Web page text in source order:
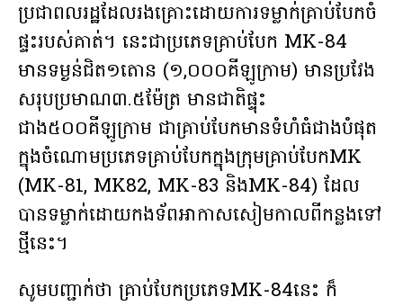
ប្រជាពលរដ្ឋ​ដែលរងគ្រោះដោយការទម្លាក់គ្រាប់បែកចំ
ផ្ទះរបស់គាត់។ នេះជាប្រភេទគ្រាប់បែក MK-84​
មានទម្ងន់ជិត១តោន​ (១,០០០គីឡូក្រាម)​ មានប្រវែង
សរុបប្រមាណ៣.៥ម៉ែត្រ​ មានជាតិផ្ទុះ
ជាង៥០០គីឡូក្រាម​ ជាគ្រាប់បែកមានទំហំធំជាងបំផុត
ក្នុងចំណោមប្រភេទគ្រាប់បែកក្នុងក្រុមគ្រាប់បែកMK
(MK-81, MK82, MK-83 និងMK-84) ដែល
បានទម្លាក់ដោយកងទ័ពអាកាសសៀមកាលពីកន្លងទៅ
ថ្មីនេះ។
សូមបញ្ជាក់ថា​ គ្រាប់បែកប្រភេទMK-84នេះ​ ក៏